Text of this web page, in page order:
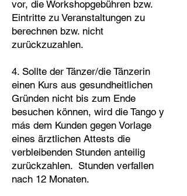
vor, die Workshopgebühren bzw.
Eintritte zu Veranstaltungen zu
berechnen bzw. nicht
zurückzuzahlen.
4. Sollte der Tänzer/die Tänzerin
einen Kurs aus gesundheitlichen
Gründen nicht bis zum Ende
besuchen können, wird die Tango y
más dem Kunden gegen Vorlage
eines ärztlichen Attests die
verbleibenden Stunden anteilig
zurückzahlen. Stunden verfallen
nach 12 Monaten.